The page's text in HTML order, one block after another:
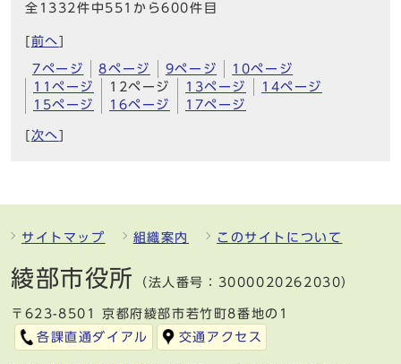
全1332件中551から600件目
前へ
7ページ 8ページ 9ページ
10ページ
11ページ
12ページ 13ページ
14ページ
15ページ
16ページ 17ページ
次へ
サイトマップ 組織案内 このサイトについて
綾部市役所 （法人番号：3000020262030）
〒623-8501 京都府綾部市若竹町8番地の1
各課直通ダイアル
交通アクセス